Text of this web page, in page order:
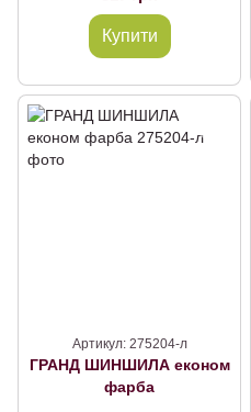
Купити
Артикул: 275204-л
ГРАНД ШИНШИЛА економ
фарба